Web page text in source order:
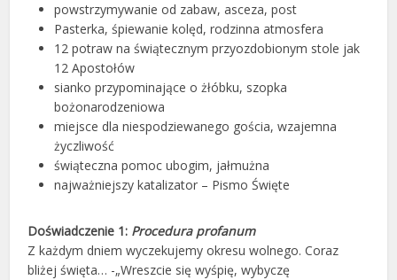
powstrzymywanie od zabaw, asceza, post
Pasterka, śpiewanie kolęd, rodzinna atmosfera
12 potraw na świątecznym przyozdobionym stole jak
12 Apostołów
sianko przypominające o żłóbku, szopka
bożonarodzeniowa
miejsce dla niespodziewanego gościa, wzajemna
życzliwość
świąteczna pomoc ubogim, jałmużna
najważniejszy katalizator – Pismo Święte
Doświadczenie 1: Procedura profanum
Z każdym dniem wyczekujemy okresu wolnego. Coraz
bliżej święta… -„Wreszcie się wyśpię, wybyczę